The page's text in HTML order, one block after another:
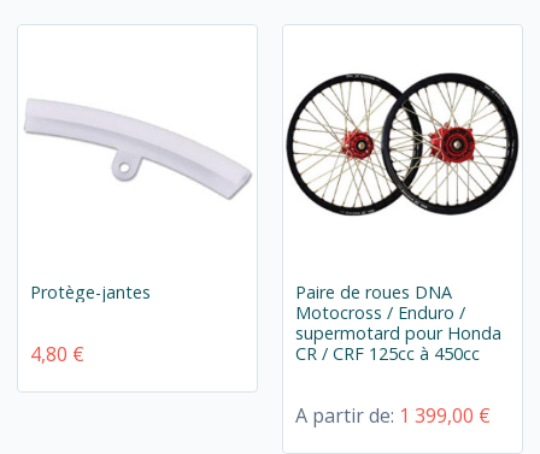
Protège-jantes
4,80 €
Paire de roues DNA
Motocross / Enduro /
supermotard pour Honda
CR / CRF 125cc à 450cc
A partir de: 1 399,00 €